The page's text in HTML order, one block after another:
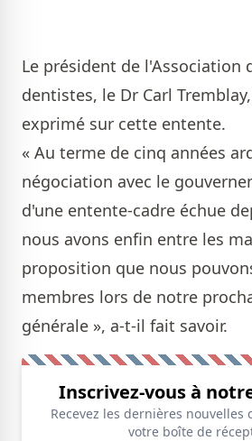
Le président de l'Association
dentistes, le Dr Carl
exprimé sur cette entente.
« Au terme de cinq années
négociation avec le
d'une entente-cadre échue
nous avons enfin entre les
proposition que nous
membres lors de notre
générale », a-t-il fait savoir.
Inscrivez-vous à
Recevez les dernières nouvelles
votre boîte de